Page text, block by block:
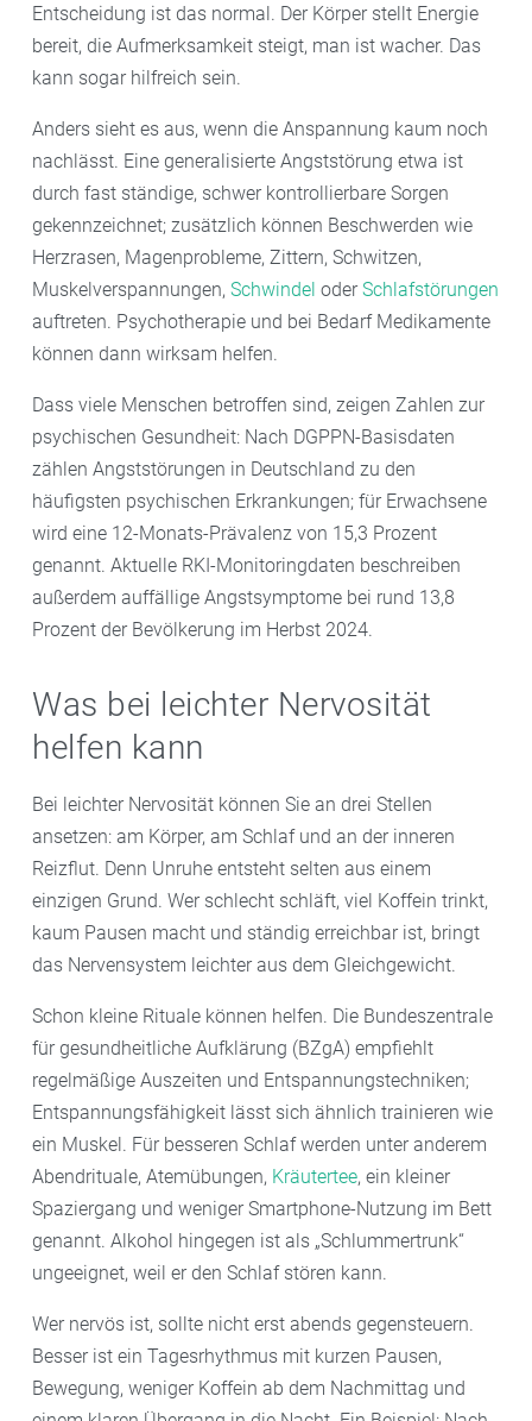
Entscheidung ist das normal. Der Körper stellt Energie
bereit, die Aufmerksamkeit steigt, man ist wacher. Das
kann sogar hilfreich sein.
Anders sieht es aus, wenn die Anspannung kaum noch
nachlässt. Eine generalisierte Angststörung etwa ist
durch fast ständige, schwer kontrollierbare Sorgen
gekennzeichnet; zusätzlich können Beschwerden wie
Herzrasen, Magenprobleme, Zittern, Schwitzen,
Muskelverspannungen, Schwindel oder Schlafstörungen
auftreten. Psychotherapie und bei Bedarf Medikamente
können dann wirksam helfen.
Dass viele Menschen betroffen sind, zeigen Zahlen zur
psychischen Gesundheit: Nach DGPPN-Basisdaten
zählen Angststörungen in Deutschland zu den
häufigsten psychischen Erkrankungen; für Erwachsene
wird eine 12-Monats-Prävalenz von 15,3 Prozent
genannt. Aktuelle RKI-Monitoringdaten beschreiben
außerdem auffällige Angstsymptome bei rund 13,8
Prozent der Bevölkerung im Herbst 2024.
Was bei leichter Nervosität
helfen kann
Bei leichter Nervosität können Sie an drei Stellen
ansetzen: am Körper, am Schlaf und an der inneren
Reizflut. Denn Unruhe entsteht selten aus einem
einzigen Grund. Wer schlecht schläft, viel Koffein trinkt,
kaum Pausen macht und ständig erreichbar ist, bringt
das Nervensystem leichter aus dem Gleichgewicht.
Schon kleine Rituale können helfen. Die Bundeszentrale
für gesundheitliche Aufklärung (BZgA) empfiehlt
regelmäßige Auszeiten und Entspannungstechniken;
Entspannungsfähigkeit lässt sich ähnlich trainieren wie
ein Muskel. Für besseren Schlaf werden unter anderem
Abendrituale, Atemübungen, Kräutertee, ein kleiner
Spaziergang und weniger Smartphone-Nutzung im Bett
genannt. Alkohol hingegen ist als „Schlummertrunk“
ungeeignet, weil er den Schlaf stören kann.
Wer nervös ist, sollte nicht erst abends gegensteuern.
Besser ist ein Tagesrhythmus mit kurzen Pausen,
Bewegung, weniger Koffein ab dem Nachmittag und